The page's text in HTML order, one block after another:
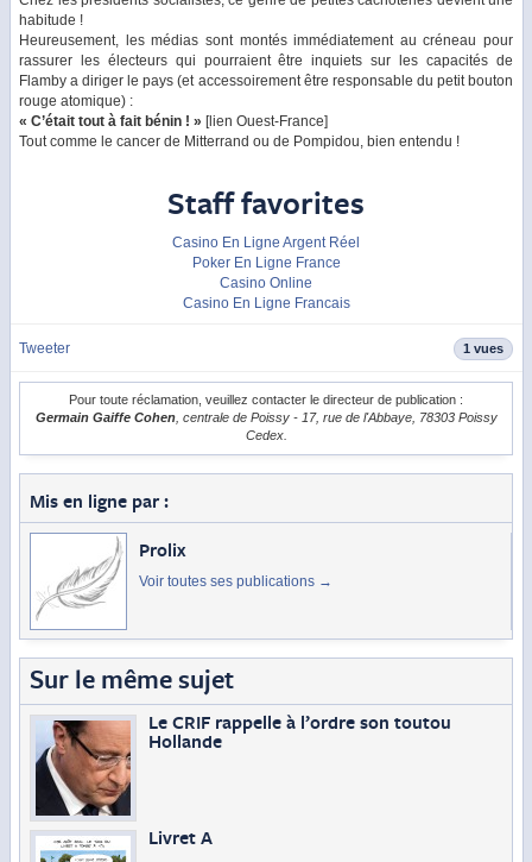
habitude !
Heureusement, les médias sont montés immédiatement au créneau pour
rassurer les électeurs qui pourraient être inquiets sur les capacités de
Flamby a diriger le pays (et accessoirement être responsable du petit bouton
rouge atomique) :
« C’était tout à fait bénin ! » [lien Ouest-France]
Tout comme le cancer de Mitterrand ou de Pompidou, bien entendu !
Staff favorites
Casino En Ligne Argent Réel
Poker En Ligne France
Casino Online
Casino En Ligne Francais
Tweeter 1 vues
Pour toute réclamation, veuillez contacter le directeur de publication :
Germain Gaiffe Cohen, centrale de Poissy - 17, rue de l'Abbaye, 78303 Poissy
Cedex.
Mis en ligne par :
Prolix
Voir toutes ses publications →
Sur le même sujet
Le CRIF rappelle à l’ordre son toutou
Hollande
Livret A